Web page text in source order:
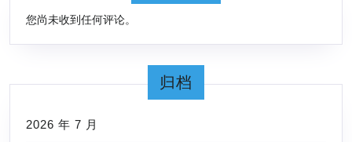
您尚未收到任何评论。
归档
2026 年 7 月